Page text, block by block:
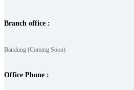
Branch office :
Bandung (Coming Soon)
Office Phone :